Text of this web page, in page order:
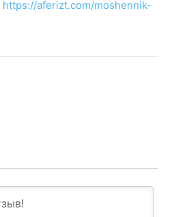
https://aferizt.com/moshennik-